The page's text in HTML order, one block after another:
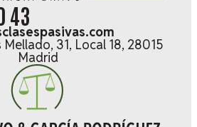
43
31, Local 18, 28015
Madrid